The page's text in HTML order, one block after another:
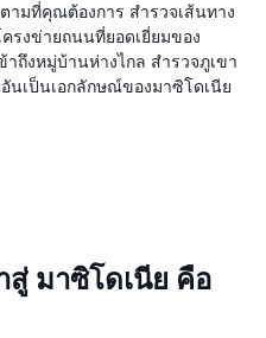
ามที่คุณต้องการ สำรวจเส้นทาง
รงข่ายถนนที่ยอดเยี่ยมของ
ถึงหมู่บ้านห่างไกล สำรวจภูเขา
เป็นเอกลักษณ์ของมาซิโดเนีย
มาซิโดเนีย คือ